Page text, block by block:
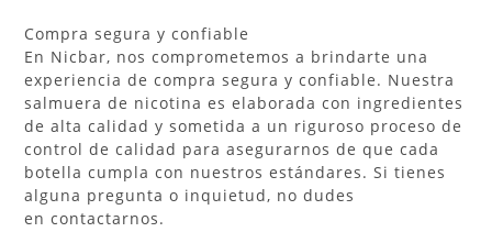
Compra segura y confiable
En Nicbar, nos comprometemos a brindarte una
experiencia de compra segura y confiable. Nuestra
salmuera de nicotina es elaborada con ingredientes
de alta calidad y sometida a un riguroso proceso de
control de calidad para asegurarnos de que cada
botella cumpla con nuestros estándares. Si tienes
alguna pregunta o inquietud, no dudes
en contactarnos.